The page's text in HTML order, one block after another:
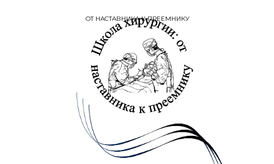
ОТ НАСТАВНИКА К ПРЕЕМНИКУ